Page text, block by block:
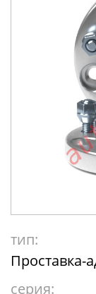
тип:
Проставка-
серия: